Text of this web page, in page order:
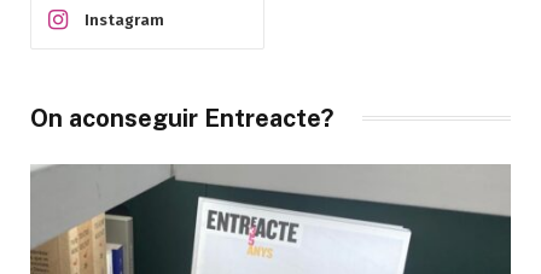
Instagram
On aconseguir Entreacte?